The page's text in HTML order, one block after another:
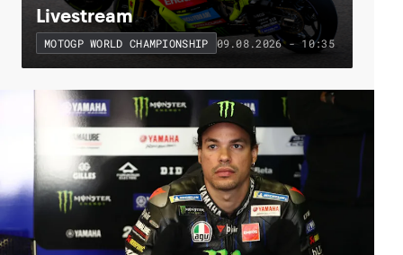
Livestream
MOTOGP WORLD CHAMPIONSHIP 09.08.2026 - 10:35